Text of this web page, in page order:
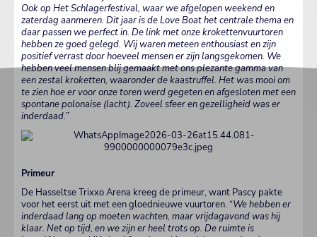
Ook op Het Schlagerfestival, waar we afgelopen weekend en
zaterdag aanmeren. Dit jaar is de Love Boat het centrale thema en
daar passen we perfect in. De link met onze krokettenvuurtoren
hebben ze goed gelegd. Wij waren meteen enthousiast en zijn
positief verrast door hoeveel mensen er zijn langsgekomen. We
hebben veel mensen blij gemaakt met ons plezante gamma van
een zestal kroketten, waaronder de kaastruffel. Het was mooi om
te zien hoe er voor onze toren werd gegeten en afgesloten met een
spontane polonaise (lacht). Zoveel sfeer en gezelligheid was er
inderdaad.”
Primeur
De Hasseltse Trixxo Arena kreeg de primeur, want Pascy pakte
voor het eerst uit met een gloednieuwe vuurtoren. “We hebben er
inderdaad lang op moeten wachten, maar vrijdagavond was hij
klaar. Net op tijd, en we zijn er heel trots op. De ruimte is